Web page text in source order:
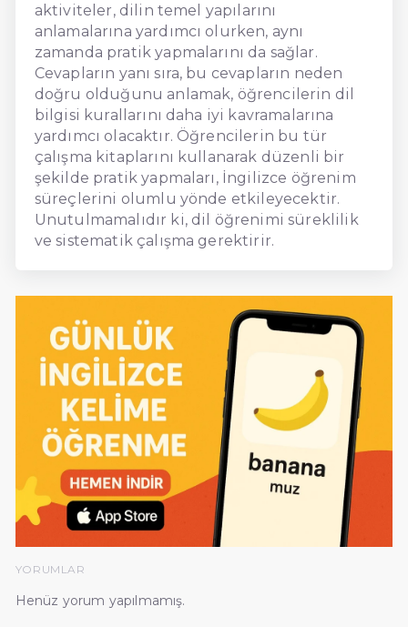
aktiviteler, dilin temel yapılarını
anlamalarına yardımcı olurken, aynı
zamanda pratik yapmalarını da sağlar.
Cevapların yanı sıra, bu cevapların neden
doğru olduğunu anlamak, öğrencilerin dil
bilgisi kurallarını daha iyi kavramalarına
yardımcı olacaktır. Öğrencilerin bu tür
çalışma kitaplarını kullanarak düzenli bir
şekilde pratik yapmaları, İngilizce öğrenim
süreçlerini olumlu yönde etkileyecektir.
Unutulmamalıdır ki, dil öğrenimi süreklilik
ve sistematik çalışma gerektirir.
YORUMLAR
Henüz yorum yapılmamış.